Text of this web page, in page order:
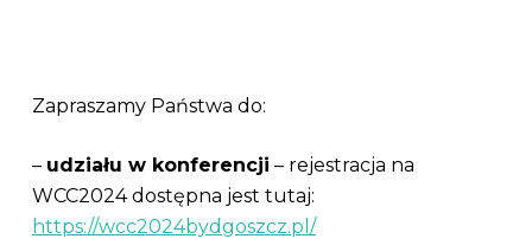
Zapraszamy Państwa do:
– udziału w konferencji – rejestracja na
WCC2024 dostępna jest tutaj:
https://wcc2024bydgoszcz.pl/